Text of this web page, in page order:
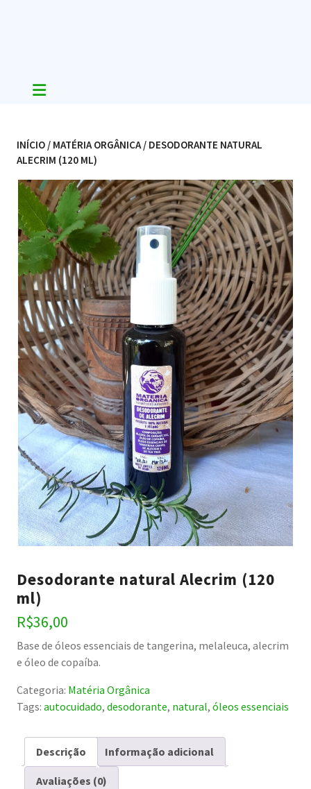
INÍCIO / MATÉRIA ORGÂNICA/ DESODORANTE NATURAL
ALECRIM (120 ML)
Desodorante natural Alecrim (120
ml)
R$36,00
Base de óleos essenciais de tangerina, melaleuca, alecrim
e óleo de copaíba.
Categoria: Matéria Orgânica
Tags: autocuidado, desodorante, natural, óleos essenciais
Descrição Informação adicional
Avaliações (0)